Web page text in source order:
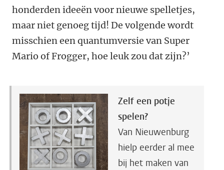
honderden ideeën voor nieuwe spelletjes,
maar niet genoeg tijd! De volgende wordt
misschien een quantumversie van Super
Mario of Frogger, hoe leuk zou dat zijn?’
Zelf een potje
spelen?
Van Nieuwenburg
hielp eerder al mee
bij het maken van